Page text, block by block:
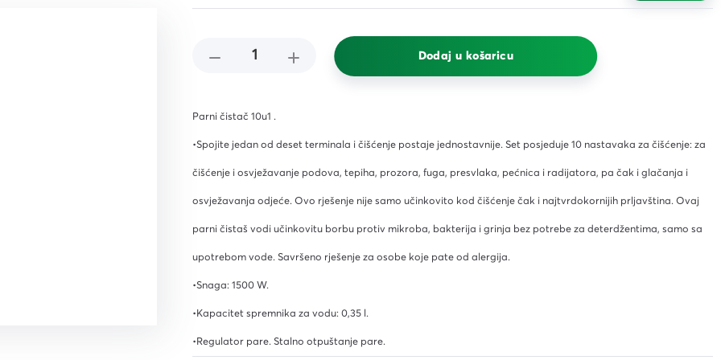
R6GG Ryzen 7 5700U 12GB
455,52 €
s PDV-om
No.650 (MMG)
19,26 €
s PDV-om
standard žuti s kutijom
3,06 €
s PDV-om
i
vlažne za održavanje svih
Dodaj u košaricu
Parni čistač 10u1 .
•Spojite jedan od deset terminala i čišćenje postaje jednostavnije. Set posjeduje 10 nastavaka za čišćenje: za
čišćenje i osvježavanje podova, tepiha, prozora, fuga, presvlaka, pećnica i radijatora, pa čak i glačanja i
osvježavanja odjeće. Ovo rješenje nije samo učinkovito kod čišćenje čak i najtvrdokornijih prljavština. Ovaj
parni čistaš vodi učinkovitu borbu protiv mikroba, bakterija i grinja bez potrebe za deterdžentima, samo sa
upotrebom vode. Savršeno rješenje za osobe koje pate od alergija.
•Snaga: 1500 W.
•Kapacitet spremnika za vodu: 0,35 l.
•Regulator pare. Stalno otpuštanje pare.